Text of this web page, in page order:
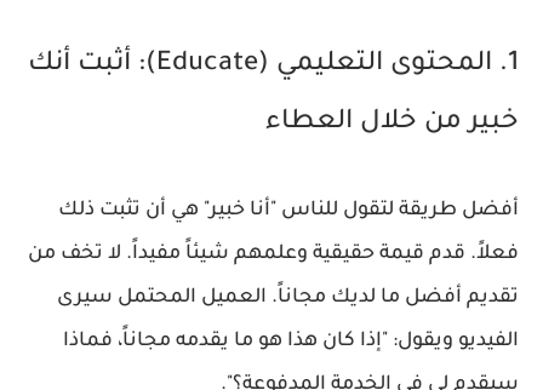
1. المحتوى التعليمي (Educate): أثبت أنك
خبير من خلال العطاء
أفضل طريقة لتقول للناس "أنا خبير" هي أن تثبت ذلك
فعلاً. قدم قيمة حقيقية وعلمهم شيئاً مفيداً. لا تخف من
تقديم أفضل ما لديك مجاناً. العميل المحتمل سيرى
الفيديو ويقول: "إذا كان هذا هو ما يقدمه مجاناً، فماذا
سيقدم لي في الخدمة المدفوعة؟".